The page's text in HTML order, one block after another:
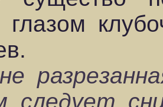
глазом
следует